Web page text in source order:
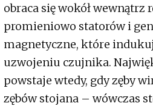
obraca się wokół wewnątrz
promieniowo statorów i
magnetyczne, które
uzwojeniu czujnika.
powstaje wtedy, gdy zęby
zębów stojana – wówczas